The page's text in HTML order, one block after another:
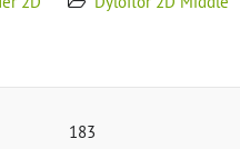
183